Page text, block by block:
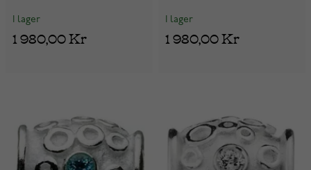
I lager
1 980,00 Kr
I lager
1 980,00 Kr